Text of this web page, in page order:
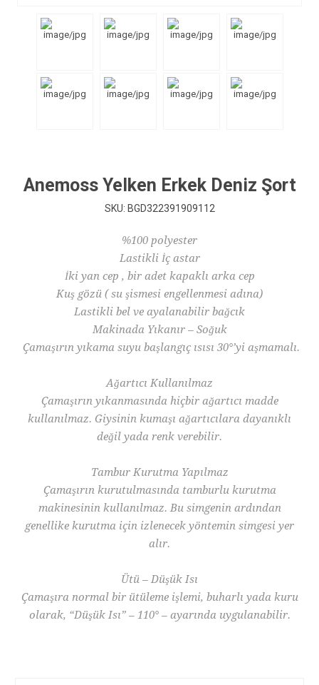
Anemoss Yelken Erkek Deniz Şort
SKU: BGD322391909112
%100 polyester
Lastikli İç astar
İki yan cep , bir adet kapaklı arka cep
Kuş gözü ( su şismesi engellenmesi adına)
Lastikli bel ve ayalanabilir bağcık
Makinada Yıkanır – Soğuk
Çamaşırın yıkama suyu başlangıç ısısı 30°’yi aşmamalı.
Ağartıcı Kullanılmaz
Çamaşırın yıkanmasında hiçbir ağartıcı madde
kullanılmaz. Giysinin kumaşı ağartıcılara dayanıklı
değil yada renk verebilir.
Tambur Kurutma Yapılmaz
Çamaşırın kurutulmasında tamburlu kurutma
makinesinin kullanılmaz. Bu simgenin ardından
genellike kurutma için izlenecek yöntemin simgesi yer
alır.
Ütü – Düşük Isı
Çamaşıra normal bir ütüleme işlemi, buharlı yada kuru
olarak, “Düşük Isı” – 110° – ayarında uygulanabilir.